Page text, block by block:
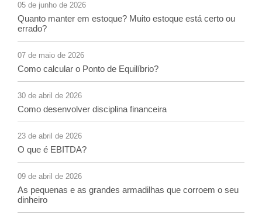
05 de junho de 2026
Quanto manter em estoque? Muito estoque está certo ou
errado?
07 de maio de 2026
Como calcular o Ponto de Equilíbrio?
30 de abril de 2026
Como desenvolver disciplina financeira
23 de abril de 2026
O que é EBITDA?
09 de abril de 2026
As pequenas e as grandes armadilhas que corroem o seu
dinheiro